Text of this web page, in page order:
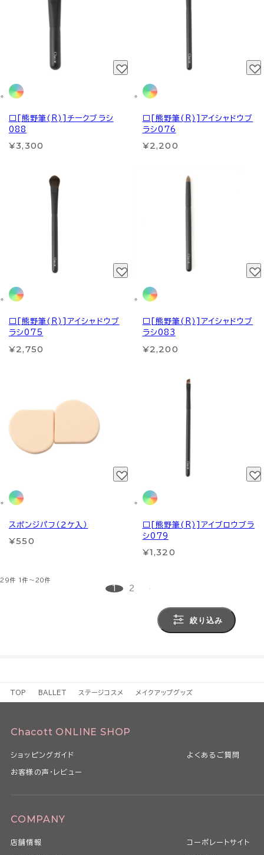
□[熊野筆(R)]チークブラシ
088
¥3,300
□[熊野筆(R)]アイシャドウブ
ラシ076
¥2,200
□[熊野筆(R)]アイシャドウブ
ラシ075
¥2,750
□[熊野筆(R)]アイシャドウブ
ラシ083
¥2,200
スポンジパフ（２ケ入）
¥550
□[熊野筆(R)]アイブロウブラ
シ079
¥1,320
29件 1件～20件
1 2
絞り込み
TOP BALLET ステージコスメ メイクアップグッズ
Chacott ONLINE SHOP
ショッピングガイド よくあるご質問
お客様の声・レビュー
COMPANY
店舗情報 コーポレートサイト